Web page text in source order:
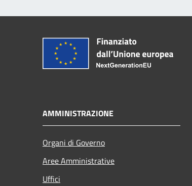
AMMINISTRAZIONE
Organi di Governo
Aree Amministrative
Uffici